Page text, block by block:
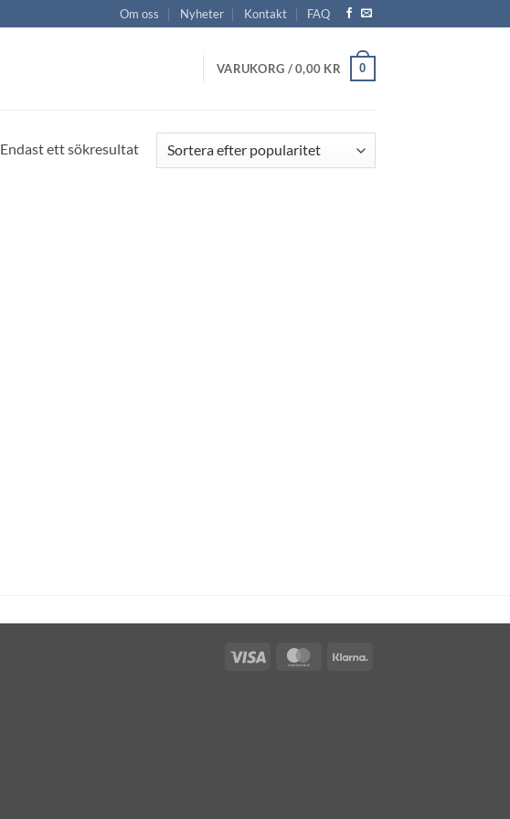
Om oss Nyheter Kontakt FAQ
VARUKORG /0,00 KR 0
Endast ett sökresultat
Visa MasterCard